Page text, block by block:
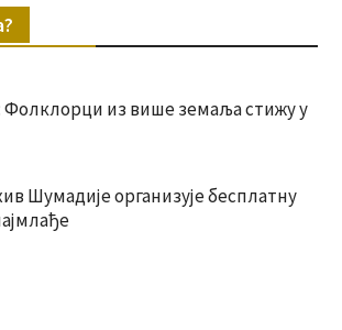
из више земаља стижу у
Шумадије организује бесплатну